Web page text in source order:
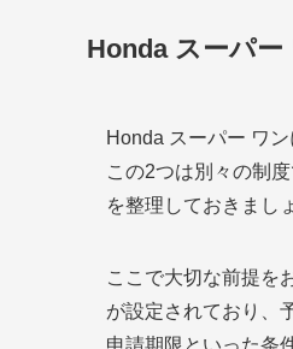
Honda スーパー
Honda スーパー ワ
この2つは別々の制
を整理しておきまし
ここで大切な前提を
が設定されており、
申請期限といった条